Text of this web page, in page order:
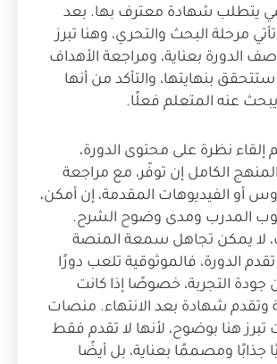
يتطلب شهادة معترف بها. بعد
مرحلة البحث والتحري، وهنا تبرز
الدورة بعناية، ومراجعة الأهداف
ستتحقق بنهايتها، والتأكد من أنها
عنه المتعلم فعلًا.
إلقاء نظرة على محتوى الدورة،
الكامل إن توفّر، مع مراجعة
أو الفيديوهات المقدمة، إن أمكن،
المدرب ومدى وضوح الشرح.
لا يمكن تجاهل سمعة المنصة
تقدم الدورة، فالموثوقية تلعب دورًا
جودة التجربة، خصوصًا إذا كانت
وتقدم شهادة بعد الانتهاء. منصات
هنا بوضوح، لأنها لا تقدم فقط
جذابًا ومصممًا بعناية، بل أيضًا